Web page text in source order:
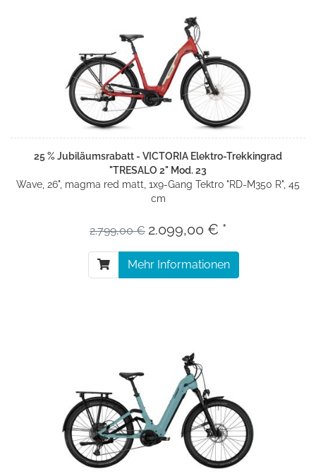
25 % Jubiläumsrabatt - VICTORIA Elektro-Trekkingrad
"TRESALO 2" Mod. 23
Wave, 26", magma red matt, 1x9-Gang Tektro "RD-M350 R", 45
cm
2.799,00 € 2.099,00 € *
Mehr Informationen